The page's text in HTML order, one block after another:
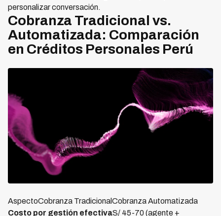
personalizar conversación.
Cobranza Tradicional vs.
Automatizada: Comparación
en Créditos Personales Perú
AspectoCobranza TradicionalCobranza Automatizada
Costo por gestión efectivaS/ 45-70 (agente +